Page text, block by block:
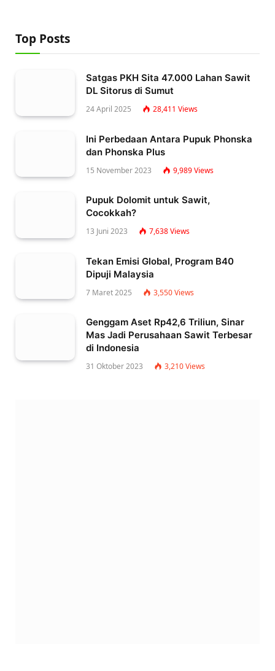
Top Posts
Satgas PKH Sita 47.000 Lahan Sawit
DL Sitorus di Sumut
24 April 2025 28,411 Views
Ini Perbedaan Antara Pupuk Phonska
dan Phonska Plus
15 November 2023 9,989Views
Pupuk Dolomit untuk Sawit,
Cocokkah?
13 Juni 2023 7,638Views
Tekan Emisi Global, Program B40
Dipuji Malaysia
7 Maret 2025 3,550Views
Genggam Aset Rp42,6 Triliun, Sinar
Mas Jadi Perusahaan Sawit Terbesar
di Indonesia
31 Oktober 2023 3,210Views